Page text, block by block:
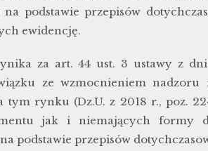
podstawie przepisów
ewidencję.
za art. 44 ust. 3 ustawy z
ze wzmocnieniem
tym rynku (Dz.U. z 2018 r., poz.
jak i niemających formy
podstawie przepisów